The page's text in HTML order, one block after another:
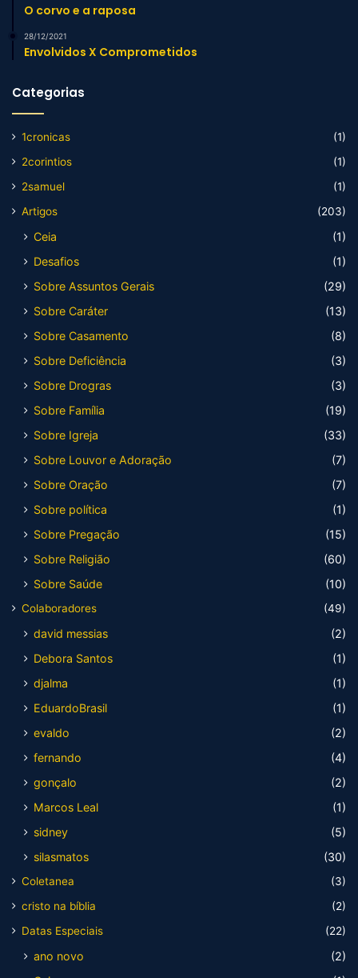
O corvo e a raposa
28/12/2021
Envolvidos X Comprometidos
Categorias
1cronicas
(1)
2corintios
(1)
2samuel
(1)
Artigos
(203)
Ceia
(1)
Desafios
(1)
Sobre Assuntos Gerais
(29)
Sobre Caráter
(13)
Sobre Casamento
(8)
Sobre Deficiência
(3)
Sobre Drogras
(3)
Sobre Família
(19)
Sobre Igreja
(33)
Sobre Louvor e Adoração
(7)
Sobre Oração
(7)
Sobre política
(1)
Sobre Pregação
(15)
Sobre Religião
(60)
Sobre Saúde
(10)
Colaboradores (49)
david messias
(2)
Debora Santos
(1)
djalma
(1)
EduardoBrasil
(1)
evaldo
(2)
fernando
(4)
gonçalo
(2)
Marcos Leal
(1)
sidney
(5)
silasmatos
(30)
Coletanea
(3)
cristo na bíblia
(2)
Datas Especiais
(22)
ano novo
(2)